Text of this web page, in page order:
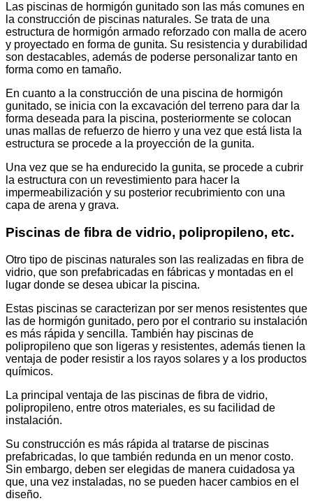
Las piscinas de hormigón gunitado son las más comunes en
la construcción de piscinas naturales. Se trata de una
estructura de hormigón armado reforzado con malla de acero
y proyectado en forma de gunita. Su resistencia y durabilidad
son destacables, además de poderse personalizar tanto en
forma como en tamaño.
En cuanto a la construcción de una piscina de hormigón
gunitado, se inicia con la excavación del terreno para dar la
forma deseada para la piscina, posteriormente se colocan
unas mallas de refuerzo de hierro y una vez que está lista la
estructura se procede a la proyección de la gunita.
Una vez que se ha endurecido la gunita, se procede a cubrir
la estructura con un revestimiento para hacer la
impermeabilización y su posterior recubrimiento con una
capa de arena y grava.
Piscinas de fibra de vidrio, polipropileno, etc.
Otro tipo de piscinas naturales son las realizadas en fibra de
vidrio, que son prefabricadas en fábricas y montadas en el
lugar donde se desea ubicar la piscina.
Estas piscinas se caracterizan por ser menos resistentes que
las de hormigón gunitado, pero por el contrario su instalación
es más rápida y sencilla. También hay piscinas de
polipropileno que son ligeras y resistentes, además tienen la
ventaja de poder resistir a los rayos solares y a los productos
químicos.
La principal ventaja de las piscinas de fibra de vidrio,
polipropileno, entre otros materiales, es su facilidad de
instalación.
Su construcción es más rápida al tratarse de piscinas
prefabricadas, lo que también redunda en un menor costo.
Sin embargo, deben ser elegidas de manera cuidadosa ya
que, una vez instaladas, no se pueden hacer cambios en el
diseño.